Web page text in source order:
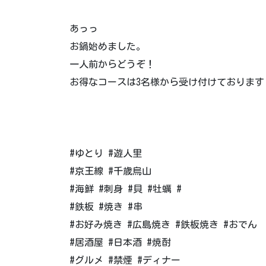
あっっ
お鍋始めました。
一人前からどうぞ！
お得なコースは3名様から受け付けております
#ゆとり #遊人里
#京王線 #千歳烏山
#海鮮 #刺身 #貝 #牡蠣 #
#鉄板 #焼き #串
#お好み焼き #広島焼き #鉄板焼き #おでん
#居酒屋 #日本酒 #焼酎
#グルメ #禁煙 #ディナー